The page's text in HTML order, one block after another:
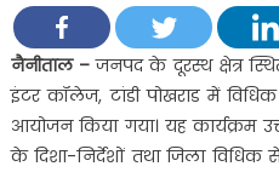
नैनीताल – जनपद के दूरस्थ क्षेत्र
इंटर कॉलेज, टांडी पोखराड में
आयोजन किया गया। यह कार्यक्रम
के दिशा-निर्देशों तथा जिला विधिक